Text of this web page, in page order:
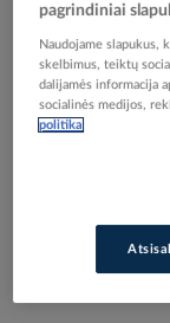
Skip
the
beginning
Reali prekė
Alkūnė D20
F-UV -
Gamintojo prekės
pagrindiniai
Naudojame slapukus,
skelbimus, teiktų
dalijamės informacija
socialinės medijos,
politika